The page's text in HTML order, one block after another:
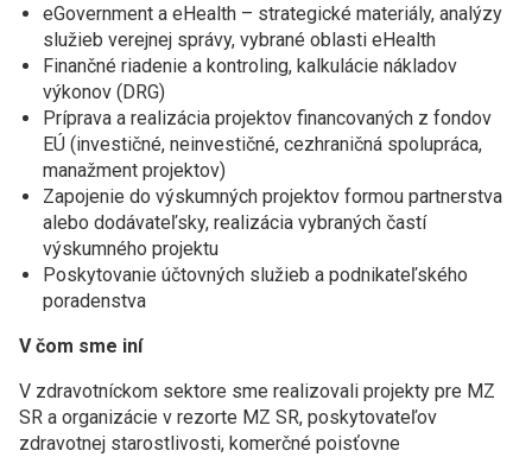
eGovernment a eHealth – strategické materiály, analýzy
služieb verejnej správy, vybrané oblasti eHealth
Finančné riadenie a kontroling, kalkulácie nákladov
výkonov (DRG)
Príprava a realizácia projektov financovaných z fondov
EÚ (investičné, neinvestičné, cezhraničná spolupráca,
manažment projektov)
Zapojenie do výskumných projektov formou partnerstva
alebo dodávateľsky, realizácia vybraných častí
výskumného projektu
Poskytovanie účtovných služieb a podnikateľského
poradenstva
V čom sme iní
V zdravotníckom sektore sme realizovali projekty pre MZ
SR a organizácie v rezorte MZ SR, poskytovateľov
zdravotnej starostlivosti, komerčné poisťovne